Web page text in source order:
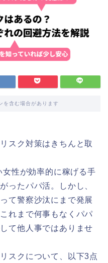
を含む場合があります
スク対策はきちんと取
性が効率的に稼げる手
ったパパ活。しかし、
て警察沙汰にまで発展
れまで何事もなくパパ
て他人事ではありませ
スクについて、以下3点